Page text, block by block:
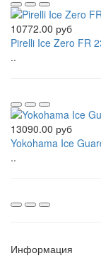
10772.00 руб
Pirelli Ice Zero FR
..
13090.00 руб
Yokohama Ice
..
Информация